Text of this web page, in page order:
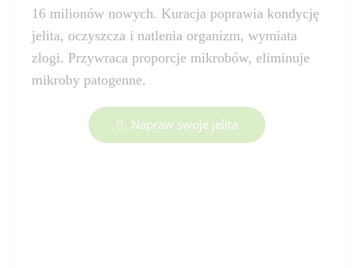
16 milionów nowych. Kuracja poprawia kondycję
jelita, oczyszcza i natlenia organizm, wymiata
złogi. Przywraca proporcje mikrobów, eliminuje
mikroby patogenne.
Napraw swoje jelita